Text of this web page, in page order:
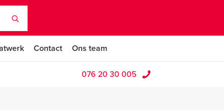
Contact Ons team
076 20 30 005